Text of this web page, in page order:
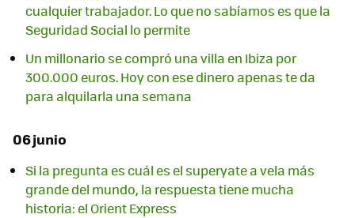
cualquier trabajador. Lo que no sabíamos es que la
Seguridad Social lo permite
Un millonario se compró una villa en Ibiza por
300.000 euros. Hoy con ese dinero apenas te da
para alquilarla una semana
06 junio
Si la pregunta es cuál es el superyate a vela más
grande del mundo, la respuesta tiene mucha
historia: el Orient Express